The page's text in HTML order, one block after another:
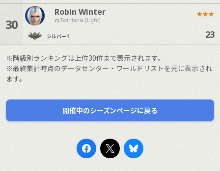
30
Robin Winter
Twintania [Light]
シルバー1
★★★
23
※階級別ランキングは上位30位まで表示されます。
※最終集計時点のデータセンター・ワールドリストを元に表示され
ます。
開催中のシーズンページに戻る